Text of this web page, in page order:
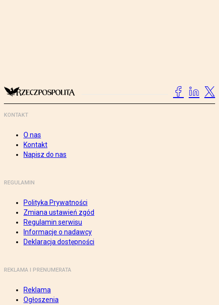
KONTAKT
O nas
Kontakt
Napisz do nas
REGULAMIN
Polityka Prywatności
Zmiana ustawień zgód
Regulamin serwisu
Informacje o nadawcy
Deklaracja dostępności
REKLAMA I PRENUMERATA
Reklama
Ogłoszenia